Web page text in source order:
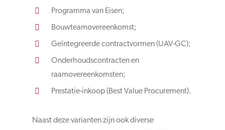
Programma van Eisen;
Bouwteamovereenkomst;
Geïntegreerde contractvormen (UAV-GC);
Onderhoudscontracten en
raamovereenkomsten;
Prestatie-inkoop (Best Value Procurement).
Naast deze varianten zijn ook diverse